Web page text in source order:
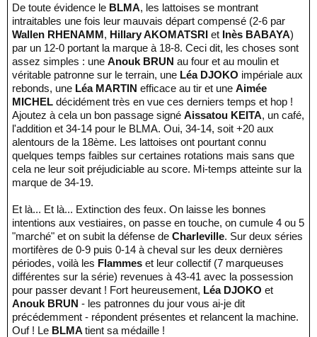
De toute évidence le BLMA, les lattoises se montrant
intraitables une fois leur mauvais départ compensé (2-6 par
Wallen RHENAMM, Hillary AKOMATSRI et Inès BABAYA)
par un 12-0 portant la marque à 18-8. Ceci dit, les choses sont
assez simples : une Anouk BRUN au four et au moulin et
véritable patronne sur le terrain, une Léa DJOKO impériale aux
rebonds, une Léa MARTIN efficace au tir et une Aimée
MICHEL décidément très en vue ces derniers temps et hop !
Ajoutez à cela un bon passage signé Aissatou KEITA, un café,
l'addition et 34-14 pour le BLMA. Oui, 34-14, soit +20 aux
alentours de la 18ème. Les lattoises ont pourtant connu
quelques temps faibles sur certaines rotations mais sans que
cela ne leur soit préjudiciable au score. Mi-temps atteinte sur la
marque de 34-19.
Et là... Et là... Extinction des feux. On laisse les bonnes
intentions aux vestiaires, on passe en touche, on cumule 4 ou 5
"marché" et on subit la défense de Charleville. Sur deux séries
mortifères de 0-9 puis 0-14 à cheval sur les deux dernières
périodes, voilà les Flammes et leur collectif (7 marqueuses
différentes sur la série) revenues à 43-41 avec la possession
pour passer devant ! Fort heureusement, Léa DJOKO et
Anouk BRUN - les patronnes du jour vous ai-je dit
précédemment - répondent présentes et relancent la machine.
Ouf ! Le BLMA tient sa médaille !